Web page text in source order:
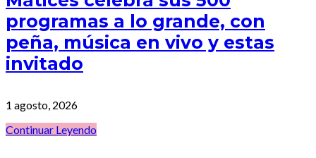
programas a lo grande, con
peña, música en vivo y estas
invitado
1 agosto, 2026
Continuar Leyendo